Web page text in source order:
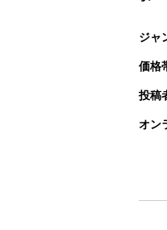
ジャ
価格
投稿
オン